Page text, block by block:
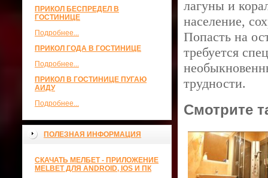
ПРИКОЛ БЕСПРЕДЕЛ В
ГОСТИНИЦЕ
Подробнее...
ПРИКОЛ ГОДА В ГОСТИНИЦЕ
Подробнее...
ПРИКОЛ В ГОСТИНИЦЕ ПУГАЮ
АИДУ
Подробнее...
ПОЛЕЗНАЯ ИНФОРМАЦИЯ
СКАЧАТЬ МЕЛБЕТ - ПРИЛОЖЕНИЕ
MELBET ДЛЯ ANDROID, IOS И ПК
лагуны и
население,
Попасть на
требуется
трудности.
Смотрите